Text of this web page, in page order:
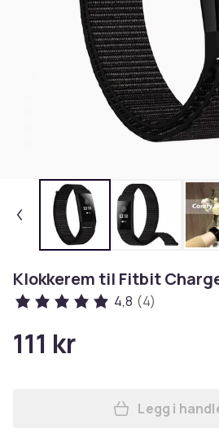
Klokkerem til Fitbit
4,8 (4)
111 kr
Legg i